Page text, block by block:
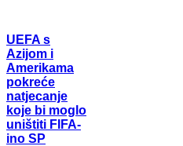
UEFA s
Azijom i
Amerikama
pokreće
natjecanje
koje bi moglo
uništiti FIFA-
ino SP